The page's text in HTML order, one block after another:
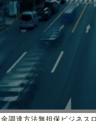
調達方法無担保ビジネス